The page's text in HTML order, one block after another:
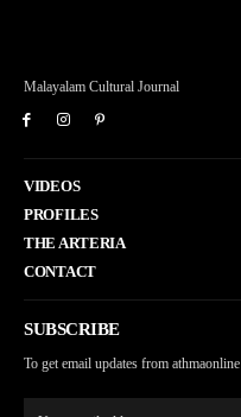
Malayalam Cultural Journal
VIDEOS
PROFILES
THE ARTERIA
CONTACT
SUBSCRIBE
To get email updates from athmaonline